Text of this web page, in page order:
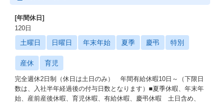
[年間休日]
120日
土曜日 日曜日 年末年始 夏季 慶弔 特別
産休 育児
完全週休2日制（休日は土日のみ） 年間有給休暇10日～（下限日
数は、入社半年経過後の付与日数となります）■夏季休暇、年末年
始、産前産後休暇、育児休暇、有給休暇、慶弔休暇 土日含め、